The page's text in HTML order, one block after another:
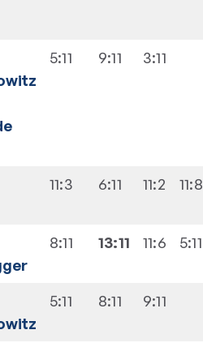
5:11 9:11 3:11
11:3 6:11 11:2 11:8
8:11 13:11 11:6 5:11
5:11 8:11 9:11